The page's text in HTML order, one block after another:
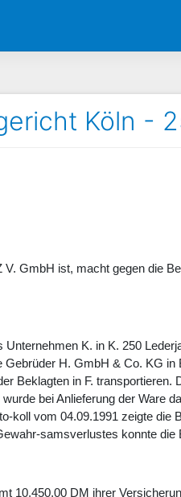
Köln -
GmbH ist, macht gegen die
K. in K. 250
H. GmbH & Co. KG in
Beklagten in F. transportieren.
bei Anlieferung der Ware
koll vom 04.09.1991 zeigte die
samsverlustes konnte die
10.450,00 DM ihrer